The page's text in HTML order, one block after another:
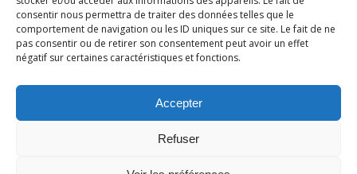
consentir nous permettra de traiter des données telles que le
comportement de navigation ou les ID uniques sur ce site. Le fait de ne
pas consentir ou de retirer son consentement peut avoir un effet
négatif sur certaines caractéristiques et fonctions.
Accepter
Refuser
Qui sommes-nous
L’association Trésorsmédia
Politique de cookies (UE)